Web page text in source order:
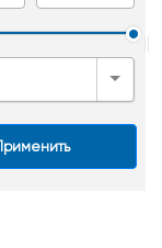
Применить